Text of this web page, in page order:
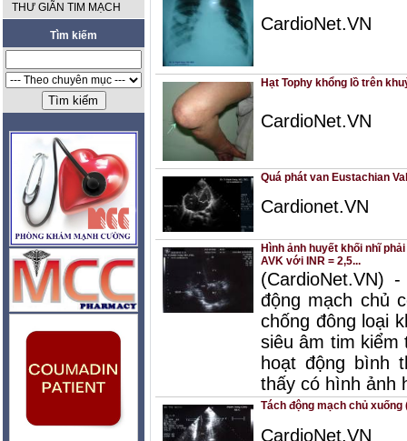
THƯ GIÃN TIM MẠCH
Tìm kiếm
CardioNet.VN
Hạt Tophy khổng lồ trên
CardioNet.VN
Quá phát van Eustachian
Cardionet.VN
Hình ảnh huyết khối nhĩ
AVK với INR = 2,5...
(CardioNet.VN)
động mạch chủ
chống đông loại
siêu âm tim
hoạt động bình
thấy có hình ảnh
Tách động mạch chủ xuống
CardioNet.VN